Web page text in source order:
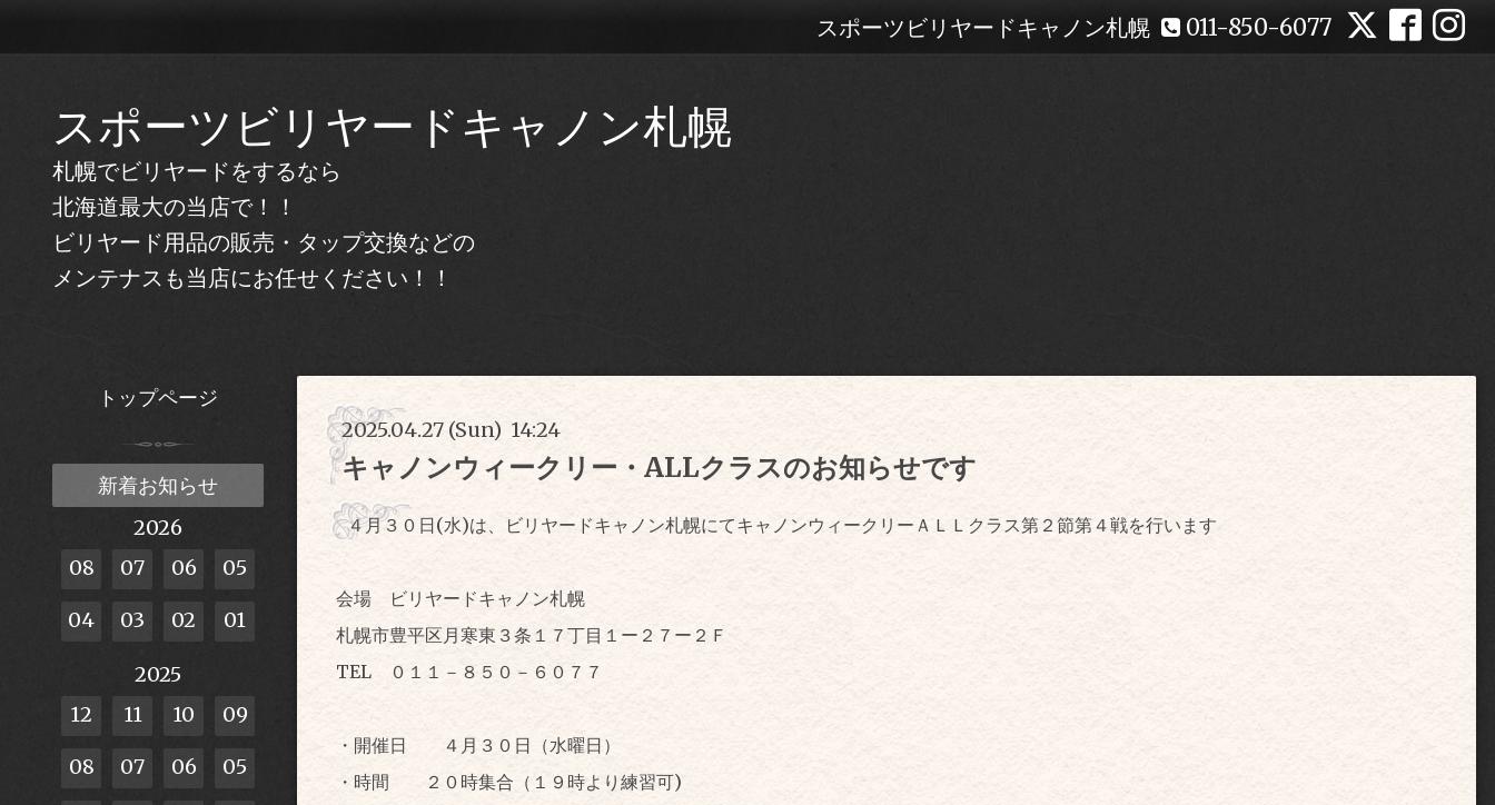
011-850-6077
スポーツビリヤードキャノン札幌
スポーツビリヤードキャノン札幌
札幌でビリヤードをするなら
北海道最大の当店で！！
ビリヤード用品の販売・タップ交換などの
メンテナスも当店にお任せください！！
2025.04.27 (Sun) 14:24
キャノンウィークリー・ALLクラスのお知らせです
４月３０日(水)は、ビリヤードキャノン札幌にてキャノンウィークリーＡＬＬクラス第２節第４戦を行います
会場 ビリヤードキャノン札幌
札幌市豊平区月寒東３条１７丁目１ー２７ー２Ｆ
TEL ０１１－８５０－６０７７
・開催日 ４月３０日（水曜日）
・時間 ２０時集合（１９時より練習可)
トップページ
新着お知らせ
2026
08
07 06 05
04 03 02 01
2025
12
11 10 09
08 07 06 05